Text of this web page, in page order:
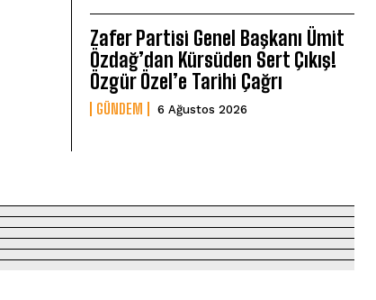
Zafer Partisi Genel Başkanı Ümit
Özdağ’dan Kürsüden Sert Çıkış!
Özgür Özel’e Tarihi Çağrı
GÜNDEM 6 Ağustos 2026